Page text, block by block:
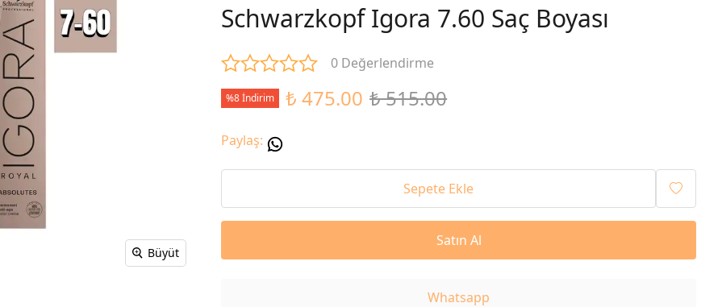
Büyüt
Schwarzkopf Igora 7.60 Saç Boyası
0 Değerlendirme
%8 İndirim ₺ 475.00 ₺ 515.00
Paylaş:
Sepete Ekle
Satın Al
Whatsapp